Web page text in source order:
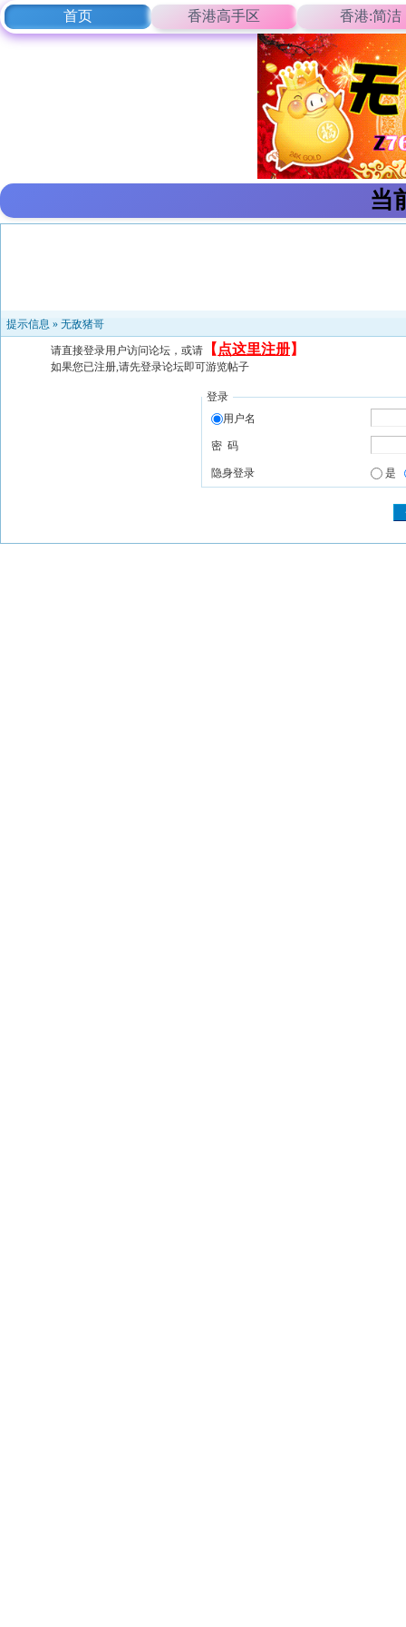
首页 香港高手区 香港:简洁
当
提示信息 » 无敌猪哥
请直接登录用户访问论坛，或请 【 点这里注册】
如果您已注册,请先登录论坛即可游览帖子
登录
用户名
密 码
隐身登录 是